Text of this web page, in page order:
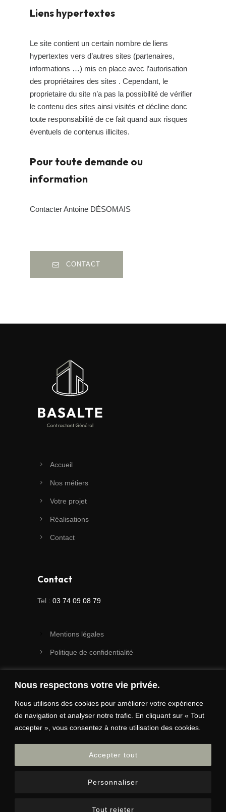
Nous respectons votre vie privée.
Nous utilisons des cookies pour améliorer votre expérience
de navigation et analyser notre trafic. En cliquant sur « Tout
accepter », vous consentez à notre utilisation des cookies.
Personnaliser
Tout rejeter
Accepter tout
Liens hypertextes
Le site contient un certain nombre de liens
hypertextes vers d’autres sites (partenaires,
informations …) mis en place avec l’autorisation
des propriétaires des sites . Cependant, le
proprietaire du site n’a pas la possibilité de vérifier
le contenu des sites ainsi visités et décline donc
toute responsabilité de ce fait quand aux risques
éventuels de contenus illicites.
Pour toute demande ou
information
Contacter Antoine DÉSOMAIS
CONTACT
Accueil
Nos métiers
Votre projet
Réalisations
Contact
Contact
Tel : 03 74 09 08 79
Mentions légales
Politique de confidentialité
Identité visuelle et site : Immokrea